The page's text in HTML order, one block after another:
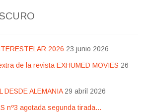
2026 23 junio 2026
de la revista EXHUMED MOVIES 26
DESDE ALEMANIA 29 abril 2026
nº3 agotada segunda tirada…